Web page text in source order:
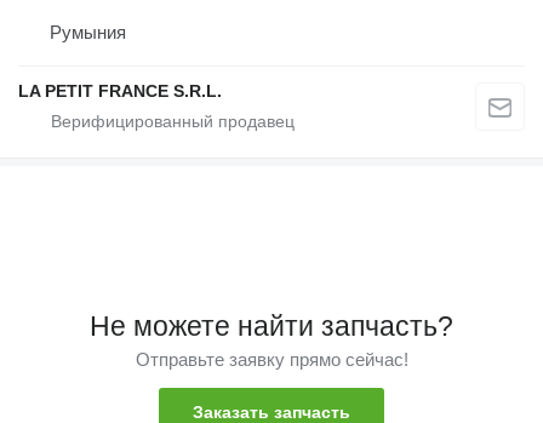
Румыния
LA PETIT FRANCE S.R.L.
Не можете найти запчасть?
Отправьте заявку прямо сейчас!
Заказать запчасть